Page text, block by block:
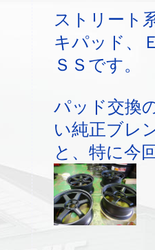
ストリート
キパッド、
ＳＳです。
パッド交換
い純正ブレ
と、特に